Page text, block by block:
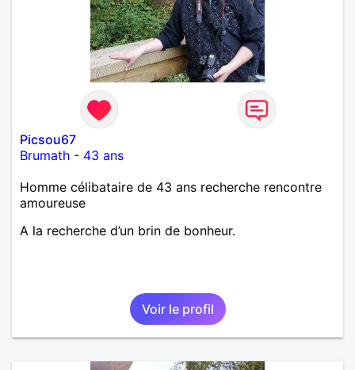
Picsou67
Brumath - 43 ans
Homme célibataire de 43 ans recherche rencontre
amoureuse
A la recherche d’un brin de bonheur.
Voir le profil